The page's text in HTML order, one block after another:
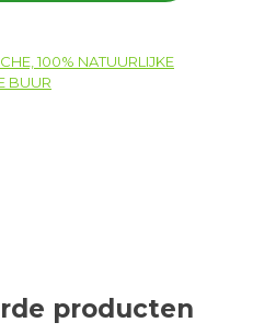
100% NATUURLIJKE
BUUR
producten